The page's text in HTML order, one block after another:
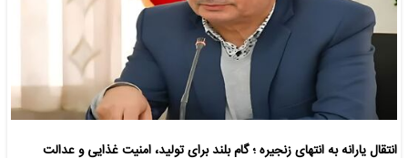
انتقال یارانه به انتهای زنجیره ؛ گام بلند برای تولید، امنیت غذایی و عدالت